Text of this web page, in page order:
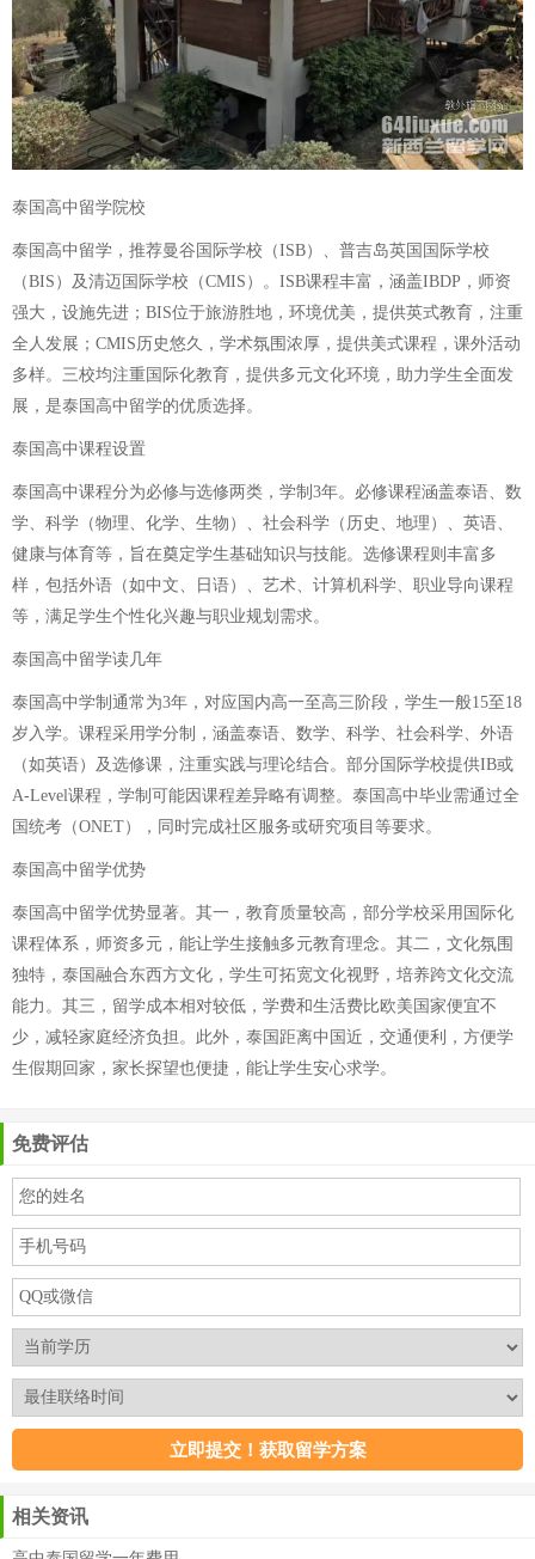
泰国高中留学院校
泰国高中留学，推荐曼谷国际学校（ISB）、普吉岛英国国际学校
（BIS）及清迈国际学校（CMIS）。ISB课程丰富，涵盖IBDP，师资
强大，设施先进；BIS位于旅游胜地，环境优美，提供英式教育，注重
全人发展；CMIS历史悠久，学术氛围浓厚，提供美式课程，课外活动
多样。三校均注重国际化教育，提供多元文化环境，助力学生全面发
展，是泰国高中留学的优质选择。
泰国高中课程设置
泰国高中课程分为必修与选修两类，学制3年。必修课程涵盖泰语、数
学、科学（物理、化学、生物）、社会科学（历史、地理）、英语、
健康与体育等，旨在奠定学生基础知识与技能。选修课程则丰富多
样，包括外语（如中文、日语）、艺术、计算机科学、职业导向课程
等，满足学生个性化兴趣与职业规划需求。
泰国高中留学读几年
泰国高中学制通常为3年，对应国内高一至高三阶段，学生一般15至18
岁入学。课程采用学分制，涵盖泰语、数学、科学、社会科学、外语
（如英语）及选修课，注重实践与理论结合。部分国际学校提供IB或
A-Level课程，学制可能因课程差异略有调整。泰国高中毕业需通过全
国统考（ONET），同时完成社区服务或研究项目等要求。
泰国高中留学优势
泰国高中留学优势显著。其一，教育质量较高，部分学校采用国际化
课程体系，师资多元，能让学生接触多元教育理念。其二，文化氛围
独特，泰国融合东西方文化，学生可拓宽文化视野，培养跨文化交流
能力。其三，留学成本相对较低，学费和生活费比欧美国家便宜不
少，减轻家庭经济负担。此外，泰国距离中国近，交通便利，方便学
生假期回家，家长探望也便捷，能让学生安心求学。
免费评估
相关资讯